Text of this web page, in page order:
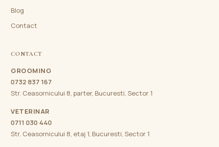
Blog
Contact
CONTACT
GROOMING
0732 837 167
Str. Ceasornicului 8, parter, Bucuresti, Sector 1
VETERINAR
0711 030 440
Str. Ceasornicului 8, etaj 1, Bucuresti, Sector 1